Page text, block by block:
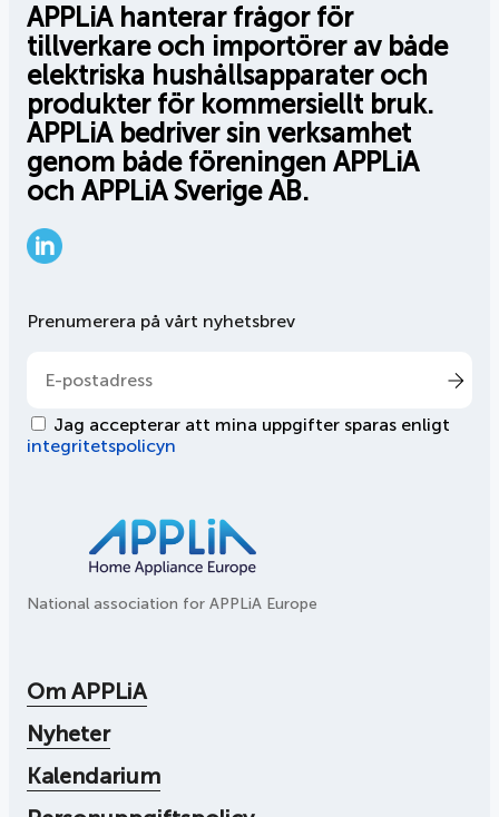
APPLiA hanterar frågor för
tillverkare och importörer av både
elektriska hushållsapparater och
produkter för kommersiellt bruk.
APPLiA bedriver sin verksamhet
genom både föreningen APPLiA
och APPLiA Sverige AB.
National association for APPLiA Europe
Prenumerera på vårt nyhetsbrev
Jag accepterar att mina uppgifter sparas enligt
integritetspolicyn
Om APPLiA
Nyheter
Kalendarium